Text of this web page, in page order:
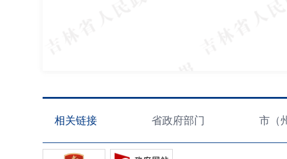
相关链接 省政府部门 市（